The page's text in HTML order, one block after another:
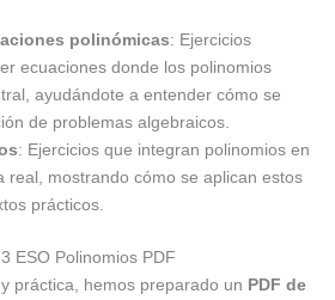
polinómicas: Ejercicios
ecuaciones donde los polinomios
ayudándote a entender cómo se
de problemas algebraicos.
: Ejercicios que integran polinomios en
real, mostrando cómo se aplican estos
prácticos.
ESO Polinomios PDF
práctica, hemos preparado un PDF de